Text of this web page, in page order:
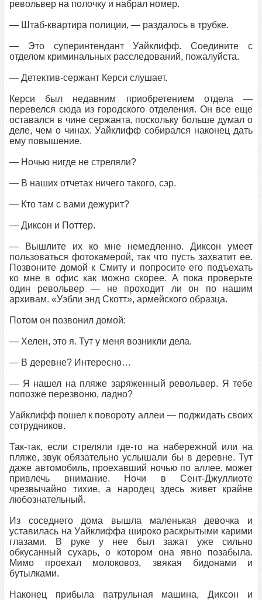
револьвер на полочку и набрал номер.
— Штаб-квартира полиции, — раздалось в трубке.
— Это суперинтендант Уайклифф. Соедините с
отделом криминальных расследований, пожалуйста.
— Детектив-сержант Керси слушает.
Керси был недавним приобретением отдела —
перевелся сюда из городского отделения. Он все еще
оставался в чине сержанта, поскольку больше думал о
деле, чем о чинах. Уайклифф собирался наконец дать
ему повышение.
— Ночью нигде не стреляли?
— В наших отчетах ничего такого, сэр.
— Кто там с вами дежурит?
— Диксон и Поттер.
— Вышлите их ко мне немедленно. Диксон умеет
пользоваться фотокамерой, так что пусть захватит ее.
Позвоните домой к Смиту и попросите его подъехать
ко мне в офис как можно скорее. А пока проверьте
один револьвер — не проходит ли он по нашим
архивам. «Уэбли энд Скотт», армейского образца.
Потом он позвонил домой:
— Хелен, это я. Тут у меня возникли дела.
— В деревне? Интересно…
— Я нашел на пляже заряженный револьвер. Я тебе
попозже перезвоню, ладно?
Уайклифф пошел к повороту аллеи — поджидать своих
сотрудников.
Так-так, если стреляли где-то на набережной или на
пляже, звук обязательно услышали бы в деревне. Тут
даже автомобиль, проехавший ночью по аллее, может
привлечь внимание. Ночи в Сент-Джуллиоте
чрезвычайно тихие, а народец здесь живет крайне
любознательный.
Из соседнего дома вышла маленькая девочка и
уставилась на Уайклиффа широко раскрытыми карими
глазами. В руке у нее был зажат уже сильно
обкусанный сухарь, о котором она явно позабыла.
Мимо проехал молоковоз, звякая бидонами и
бутылками.
Наконец прибыла патрульная машина, Диксон и